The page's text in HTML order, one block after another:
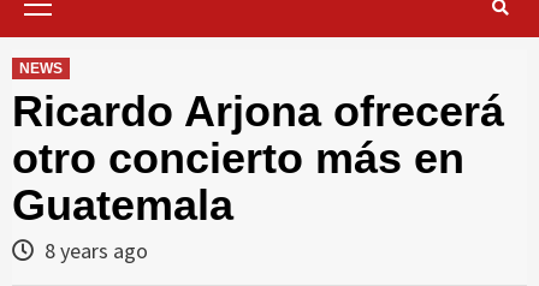
NEWS
Ricardo Arjona ofrecerá
otro concierto más en
Guatemala
8 years ago